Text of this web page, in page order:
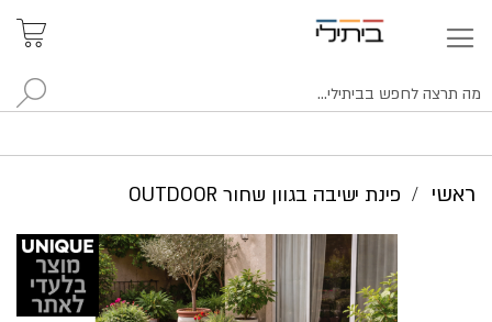
ראשי פינת ישיבה בגוון שחור OUTDOOR